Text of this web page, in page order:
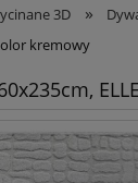
3D »
kremowy